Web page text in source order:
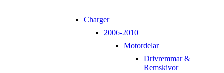
Charger
2006-2010
Motordelar
Drivremmar &
Remskivor